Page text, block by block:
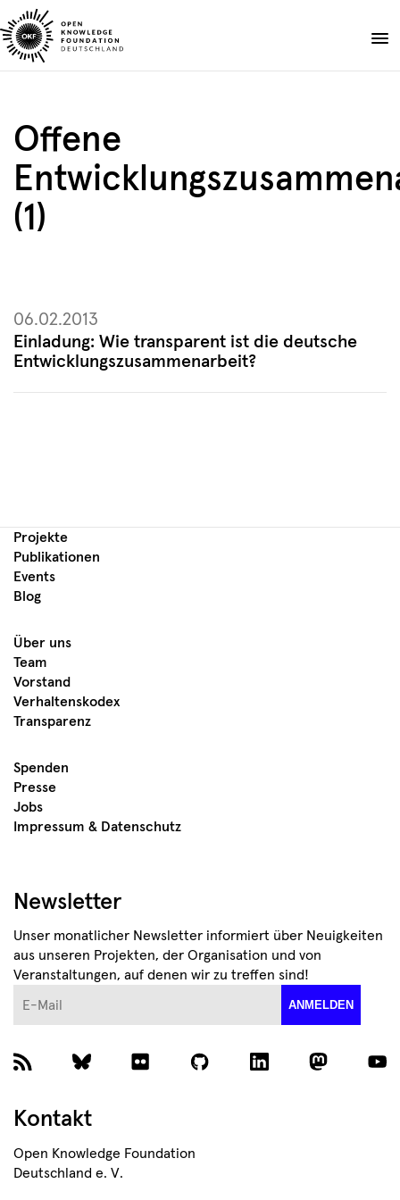
Skip
to
Publikationen
Events
Offene
(1)
Einladung: Wie transparent ist die deutsche
Entwicklungszusammenarbeit?
06.02.2013
Projekte
Publikationen
Events
Blog
Über uns
Team
Vorstand
Verhaltenskodex
Transparenz
Spenden
Presse
Jobs
Impressum & Datenschutz
Newsletter
Unser monatlicher Newsletter informiert über Neuigkeiten
aus unseren Projekten, der Organisation und von
Veranstaltungen, auf denen wir zu treffen sind!
ANMELDEN
Kontakt
Open Knowledge Foundation
Deutschland e. V.